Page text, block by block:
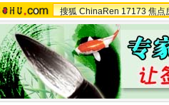
搜狐 ChinaRen 17173 焦点